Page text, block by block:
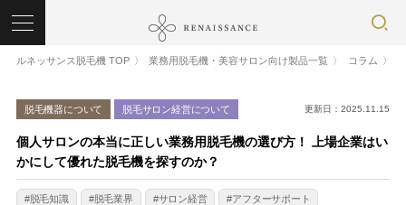
ルネッサンス脱毛機 TOP 業務用脱毛機・美容サロン向け製品一覧 コラム
脱毛機器について 脱毛サロン経営について 更新日：2025.11.15
個人サロンの本当に正しい業務用脱毛機の選び方！ 上場企業はい
かにして優れた脱毛機を探すのか？
脱毛知識 脱毛業界 サロン経営 アフターサポート